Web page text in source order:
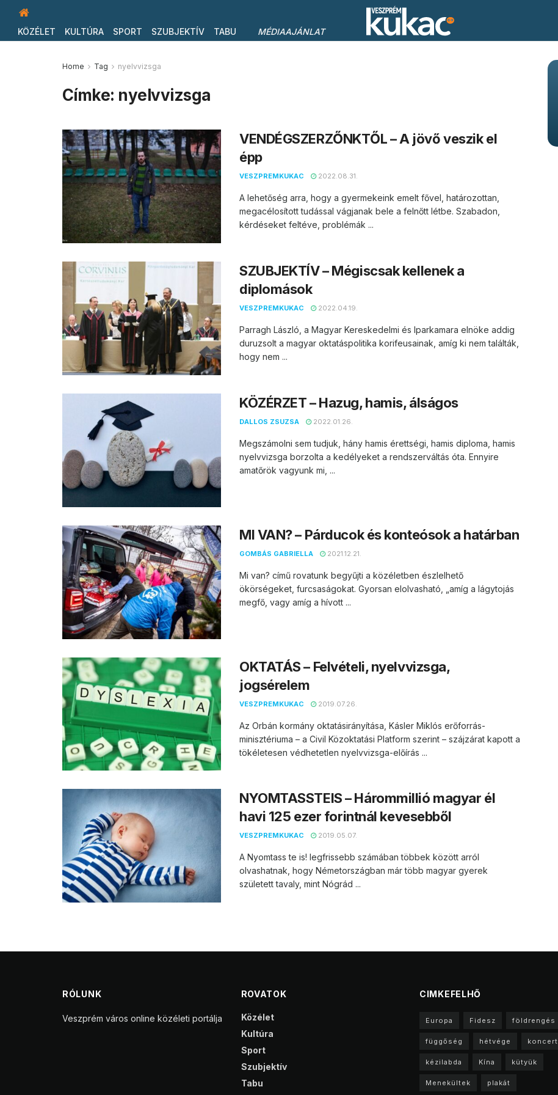
KÖZÉLET KULTÚRA SPORT SZUBJEKTÍV TABU MÉDIAAJÁNLAT
Home Tag nyelvvizsga
Címke: nyelvvizsga
VENDÉGSZERZŐNKTŐL – A jövő veszik el
épp
VESZPREMKUKAC 2022.08.31.
A lehetőség arra, hogy a gyermekeink emelt fővel, határozottan,
megacélosított tudással vágjanak bele a felnőtt létbe. Szabadon,
kérdéseket feltéve, problémák ...
SZUBJEKTÍV – Mégiscsak kellenek a
diplomások
VESZPREMKUKAC 2022.04.19.
Parragh László, a Magyar Kereskedelmi és Iparkamara elnöke addig
duruzsolt a magyar oktatáspolitika korifeusainak, amíg ki nem találták,
hogy nem ...
KÖZÉRZET – Hazug, hamis, álságos
DALLOS ZSUZSA 2022.01.26.
Megszámolni sem tudjuk, hány hamis érettségi, hamis diploma, hamis
nyelvvizsga borzolta a kedélyeket a rendszerváltás óta. Ennyire
amatőrök vagyunk mi, ...
MI VAN? – Párducok és konteósok a határban
GOMBÁS GABRIELLA 2021.12.21.
Mi van? című rovatunk begyűjti a közéletben észlelhető
ökörségeket, furcsaságokat. Gyorsan elolvasható, „amíg a lágytojás
megfő, vagy amíg a hívott ...
OKTATÁS – Felvételi, nyelvvizsga,
jogsérelem
VESZPREMKUKAC 2019.07.26.
Az Orbán kormány oktatásirányítása, Kásler Miklós erőforrás-
minisztériuma – a Civil Közoktatási Platform szerint – szájzárat kapott a
tökéletesen védhetetlen nyelvvizsga-előírás ...
NYOMTASSTEIS – Hárommillió magyar él
havi 125 ezer forintnál kevesebből
VESZPREMKUKAC 2019.05.07.
A Nyomtass te is! legfrissebb számában többek között arról
olvashatnak, hogy Németországban már több magyar gyerek
született tavaly, mint Nógrád ...
RÓLUNK
Veszprém város online közéleti portálja
ROVATOK
Közélet
Kultúra
Sport
Szubjektív
Tabu
CIMKEFELHŐ
Europa Fidesz földrengés
függőség hétvége koncert
kézilabda Kína kütyük
Menekültek plakát